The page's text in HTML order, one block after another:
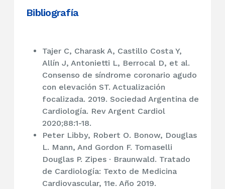
Bibliografía
Tajer C, Charask A, Castillo Costa Y,
Allín J, Antonietti L, Berrocal D, et al.
Consenso de síndrome coronario agudo
con elevación ST. Actualización
focalizada. 2019. Sociedad Argentina de
Cardiología. Rev Argent Cardiol
2020;88:1-18.
Peter Libby, Robert O. Bonow, Douglas
L. Mann, And Gordon F. Tomaselli
Douglas P. Zipes · Braunwald. Tratado
de Cardiología: Texto de Medicina
Cardiovascular, 11e. Año 2019.